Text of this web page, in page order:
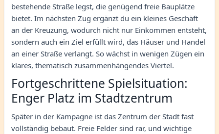
bestehende Straße legst, die genügend freie Bauplätze
bietet. Im nächsten Zug ergänzt du ein kleines Geschäft
an der Kreuzung, wodurch nicht nur Einkommen entsteht,
sondern auch ein Ziel erfüllt wird, das Häuser und Handel
an einer Straße verlangt. So wächst in wenigen Zügen ein
klares, thematisch zusammenhängendes Viertel.
Fortgeschrittene Spielsituation:
Enger Platz im Stadtzentrum
Später in der Kampagne ist das Zentrum der Stadt fast
vollständig bebaut. Freie Felder sind rar, und wichtige